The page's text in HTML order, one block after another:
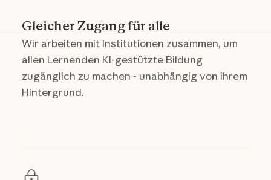
Gleicher Zugang für alle
Wir arbeiten mit Institutionen zusammen, um
allen Lernenden KI-gestützte Bildung
zugänglich zu machen - unabhängig von ihrem
Hintergrund.